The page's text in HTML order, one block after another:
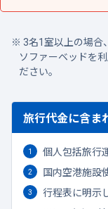
3名1室以上の場合
ソファーベッドを
ださい。
旅行代金に含ま
個人包括旅行
国内空港施設
行程表に明示